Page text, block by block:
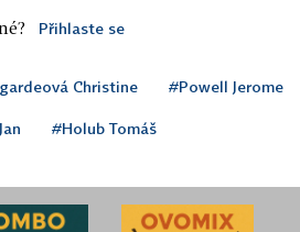
Přihlaste se
Christine #Powell Jerome
#Holub Tomáš